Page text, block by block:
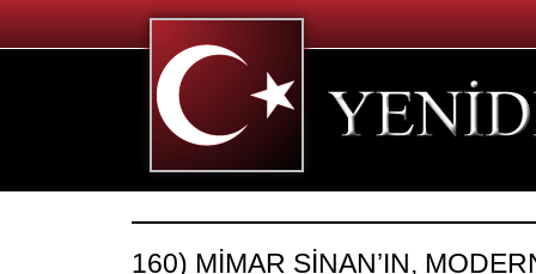
160) MİMAR SİNAN’IN,